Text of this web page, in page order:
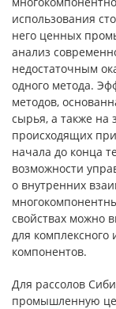
использования
него ценных
анализ
недостаточным
одного метода.
методов,
сырья, а также на
происходящих
начала до конца
возможности
о внутренних
свойствах можно
для
компонентов.
Для рассолов
промышленную